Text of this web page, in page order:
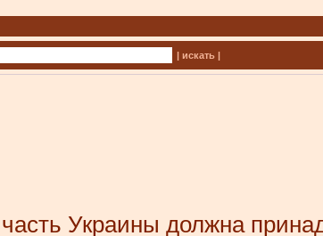
| искать |
Украины должна